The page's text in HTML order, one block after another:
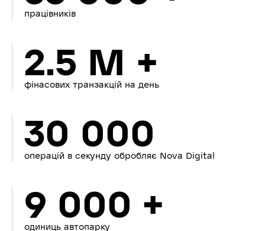
працівників
2.5 M +
фінасових транзакцій на день
30 000
операцій в секунду обробляє Nova Digital
9 000 +
одиниць автопарку